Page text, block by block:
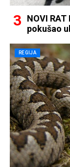
NOVI
pokušao
REGIJA